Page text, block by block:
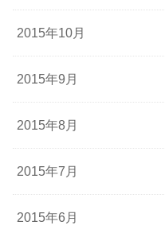
2015年10月
2015年9月
2015年8月
2015年7月
2015年6月